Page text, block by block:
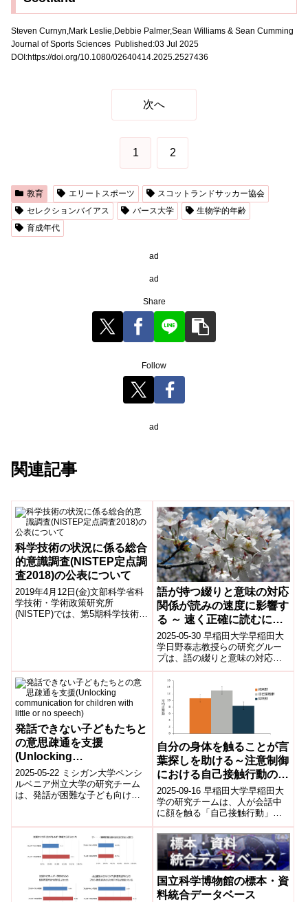
Steven Curnyn,Mark Leslie,Debbie Palmer,Sean Williams & Sean Cumming
Journal of Sports Sciences Published:03 Jul 2025
DOI:https://doi.org/10.1080/02640414.2025.2527436
次へ
1 2
教育 エリートスポーツ
スコットランドサッカー協会
セレクションバイアス
バース大学
生物学的年齢
育成年代
ad
ad
Share
Follow
ad
関連記事
科学技術の状況に係る総合
的意識調査(NISTEP定点調
査2018)の公表について
2019年4月12日(金)文部科学省科
学技術・学術政策研究所
(NISTEP)では、第5期科学技術基
語が持つ綴りと意味の対応
関係が読みの速度に影響す
る ～ 速く正確に読むに
は、形態素が重要! ～
2025-05-30 早稲田大学早稲田大
学日野泰志教授らの研究グルー
プは、語の綴りと意味の対応関
係が読みの速度に与える影響を
検証し、文字を追加した形態隣
接語(例...
発話できない子どもたちと
の意思疎通を支援
(Unlocking
communication for
children with little or no
speech)
2025-05-22 ミシガン大学ペンシ
ルベニア州立大学の研究チーム
は、発話が困難な子ども向けに
歳児に...
自分の身体を触ることが言
葉探しを助ける～注意制御
における自己接触行動の役
割～
2025-09-16 早稲田大学早稲田大
学の研究チームは、人が会話中
に顔を触る「自己接触行動」
が、語彙検索を助けることを初
めて実験的に確認した。日本語
母語話者6...
国立科学博物館の標本・資
料統合データベース